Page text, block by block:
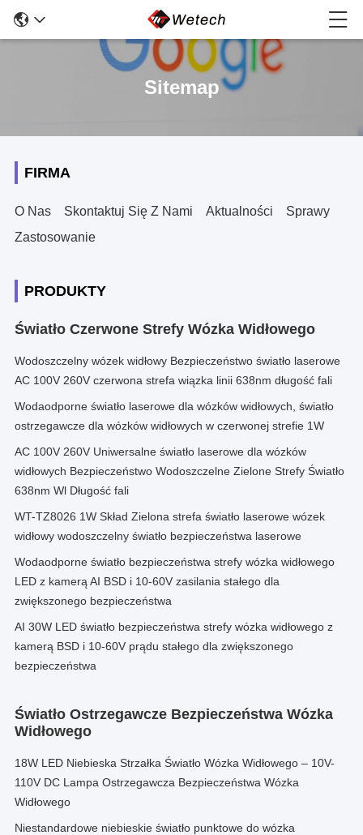
Sitemap
FIRMA
O Nas Skontaktuj Się Z Nami Aktualności
Sprawy
Zastosowanie
PRODUKTY
Światło Czerwone Strefy Wózka Widłowego
Wodoszczelny wózek widłowy Bezpieczeństwo światło laserowe
AC 100V 260V czerwona strefa wiązka linii 638nm długość fali
Wodaodporne światło laserowe dla wózków widłowych, światło
ostrzegawcze dla wózków widłowych w czerwonej strefie 1W
AC 100V 260V Uniwersalne światło laserowe dla wózków
widłowych Bezpieczeństwo Wodoszczelne Zielone Strefy Światło
638nm Wl Długość fali
WT-TZ8026 1W Skład Zielona strefa światło laserowe wózek
widłowy wodoszczelny światło bezpieczeństwa laserowe
Wodaodporne światło bezpieczeństwa strefy wózka widłowego
LED z kamerą AI BSD i 10-60V zasilania stałego dla
zwiększonego bezpieczeństwa
AI 30W LED światło bezpieczeństwa strefy wózka widłowego z
kamerą BSD i 10-60V prądu stałego dla zwiększonego
bezpieczeństwa
Światło Ostrzegawcze Bezpieczeństwa Wózka
Widłowego
18W LED Niebieska Strzałka Światło Wózka Widłowego – 10V-
110V DC Lampa Ostrzegawcza Bezpieczeństwa Wózka
Widłowego
Niestandardowe niebieskie światło punktowe do wózka